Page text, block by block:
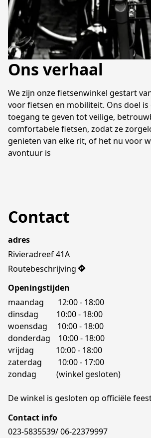
Ons verhaal
We zijn onze fietsenwinkel gestart
voor fietsen en mobiliteit. Ons doel is
toegang te geven tot veilige,
comfortabele fietsen, zodat ze
genieten van elke rit, of het nu voor
avontuur is
Contact
adres
Rivieradreef 41A
Routebeschrijving
Openingstijden
maandag       12:00 - 18:00
dinsdag         10:00 - 18:00
woensdag     10:00 - 18:00
donderdag    10:00 - 18:00
vrijdag           10:00 - 18:00
zaterdag        10:00 - 17:00
zondag          (winkel gesloten)
De winkel is gesloten op officiële
Contact info
023-5835539/ 06-22379997